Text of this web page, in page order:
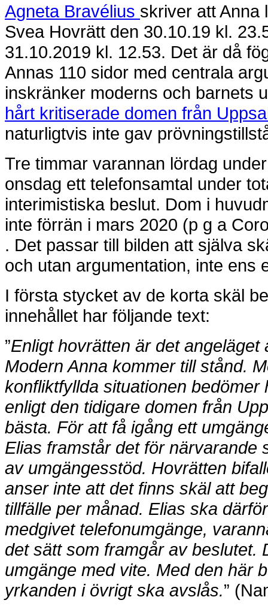
Agneta Bravélius skriver att Anna
Svea Hovrätt den 30.10.19 kl.
31.10.2019 kl. 12.53. Det är då
Annas 110 sidor med centrala
inskränker moderns och barnets
hårt kritiserade domen från
naturligtvis inte gav
Tre timmar varannan lördag
onsdag ett telefonsamtal under
interimistiska beslut. Dom i
inte förrän i mars 2020 (p g a
. Det passar till bilden att själva
och utan argumentation, inte ens
I första stycket av de korta skäl
innehållet har följande text:
”Enligt hovrätten är det
Modern Anna kommer till stånd.
konfliktfyllda situationen bedömer
enligt den tidigare domen från
bästa. För att få igång ett
Elias framstår det för närvarande
av umgängesstöd. Hovrätten
anser inte att det finns skäl att
tillfälle per månad. Elias ska
medgivet telefonumgänge,
det sätt som framgår av beslutet.
umgänge med vite. Medden här
yrkanden i övrigt ska avslås.”